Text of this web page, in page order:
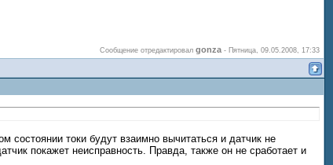
Сообщение отредактировал gonza - Пятница, 09.05.2008, 17:33
состоянии токи будут взаимно вычитаться и датчик не
покажет неисправность. Правда, также он не сработает и